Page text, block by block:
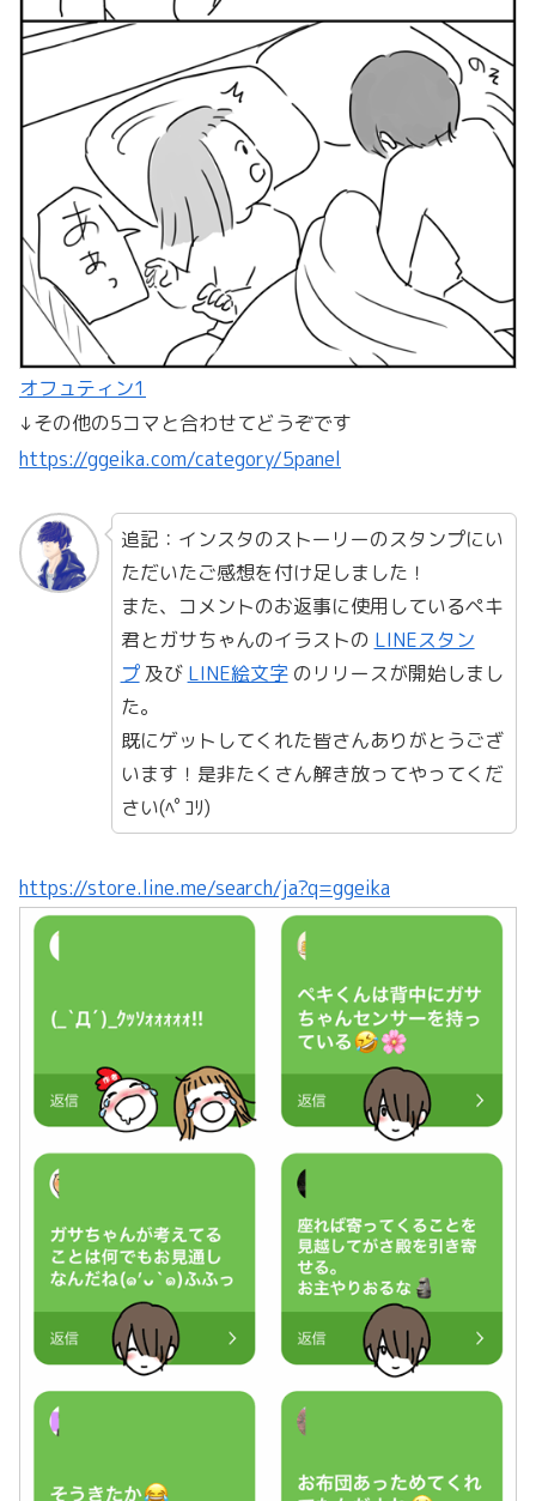
オフュティン1
↓その他の5コマと合わせてどうぞです
https://ggeika.com/category/5panel
追記：インスタのストーリーのスタンプにい
ただいたご感想を付け足しました！
また、コメントのお返事に使用しているペキ
君とガサちゃんのイラストの LINEスタン
プ及び LINE絵文字のリリースが開始しまし
た。
既にゲットしてくれた皆さんありがとうござ
います！是非たくさん解き放ってやってくだ
さい(ﾍﾟｺﾘ)
https://store.line.me/search/ja?q=ggeika